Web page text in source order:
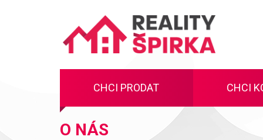
ŠIPKA
CHCI PRODAT
CHCI
O NÁS